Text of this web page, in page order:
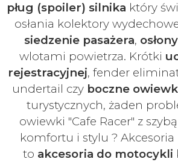
pług (spoiler) silnika który
osłania kolektory
siedzenie pasażera,
wlotami powietrza. Krótki
rejestracyjnej, fender
undertail czy boczne
turystycznych, żaden
owiewki "Cafe Racer" z
komfortu i stylu ?
to akcesoria do motocykli